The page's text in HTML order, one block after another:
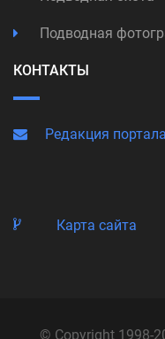
Подводная
КОНТАКТЫ
Редакция портала
Карта сайта
© Copyright 1998-